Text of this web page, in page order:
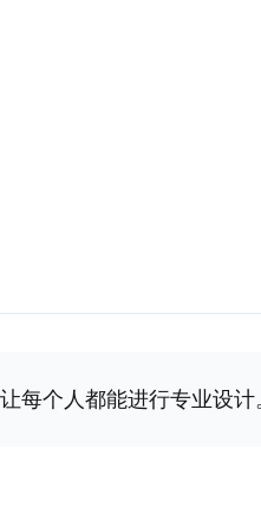
每个人都能进行专业设计